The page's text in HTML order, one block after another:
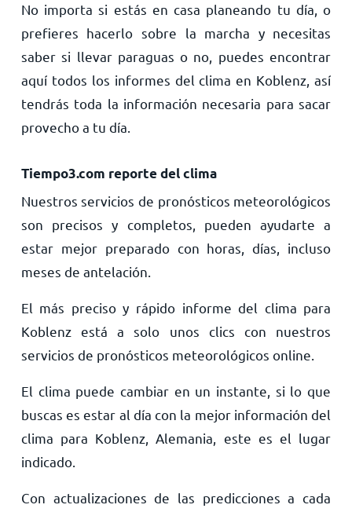
No importa si estás en casa planeando tu día, o
prefieres hacerlo sobre la marcha y necesitas
saber si llevar paraguas o no, puedes encontrar
aquí todos los informes del clima en Koblenz, así
tendrás toda la información necesaria para sacar
provecho a tu día.
Tiempo3.com reporte del clima
Nuestros servicios de pronósticos meteorológicos
son precisos y completos, pueden ayudarte a
estar mejor preparado con horas, días, incluso
meses de antelación.
El más preciso y rápido informe del clima para
Koblenz está a solo unos clics con nuestros
servicios de pronósticos meteorológicos online.
El clima puede cambiar en un instante, si lo que
buscas es estar al día con la mejor información del
clima para Koblenz, Alemania, este es el lugar
indicado.
Con actualizaciones de las predicciones a cada